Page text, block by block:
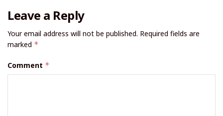
Leave a Reply
Your email address will not be published. Required fields are
marked *
Comment *